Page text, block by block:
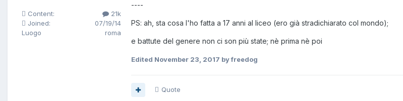
Content:
21k
Joined:
07/19/14
Luogo
roma
----
PS: ah, sta cosa l'ho fatta a 17 anni al liceo (ero già stradichiarato col mondo);
e battute del genere non ci son più state; nè prima nè poi
Edited November 23, 2017 by freedog
Quote